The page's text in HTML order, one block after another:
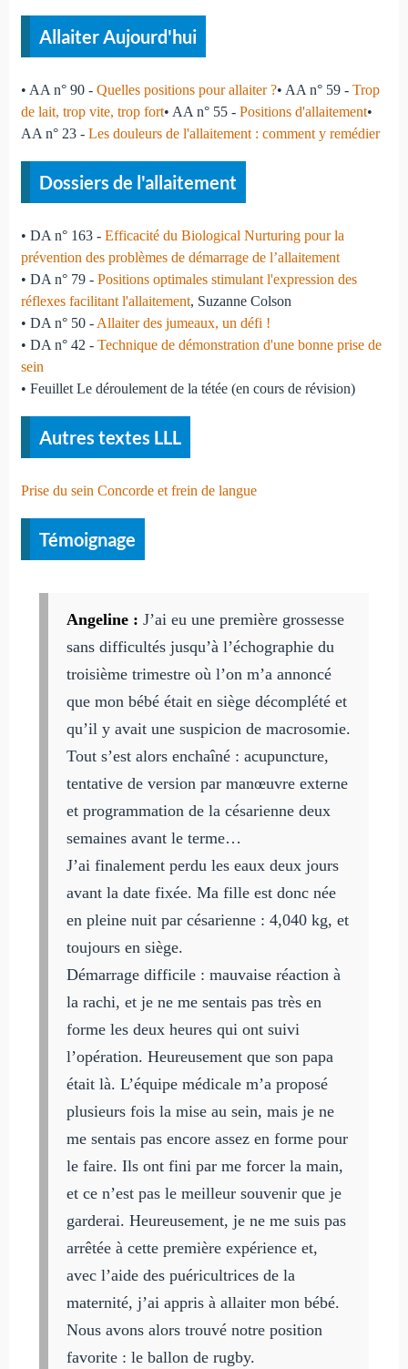
Allaiter Aujourd'hui
• AA n° 90 - Quelles positions pour allaiter ?• AA n° 59 - Trop
de lait, trop vite, trop fort• AA n° 55 - Positions d'allaitement•
AA n° 23 - Les douleurs de l'allaitement : comment y remédier
Dossiers de l'allaitement
• DA n° 163 - Efficacité du Biological Nurturing pour la
prévention des problèmes de démarrage de l’allaitement
• DA n° 79 - Positions optimales stimulant l'expression des
réflexes facilitant l'allaitement, Suzanne Colson
• DA n° 50 - Allaiter des jumeaux, un défi !
• DA n° 42 - Technique de démonstration d'une bonne prise de
sein
• Feuillet Le déroulement de la tétée (en cours de révision)
Autres textes LLL
Prise du sein Concorde et frein de langue
Témoignage
Angeline : J’ai eu une première grossesse
sans difficultés jusqu’à l’échographie du
troisième trimestre où l’on m’a annoncé
que mon bébé était en siège décomplété et
qu’il y avait une suspicion de macrosomie.
Tout s’est alors enchaîné : acupuncture,
tentative de version par manœuvre externe
et programmation de la césarienne deux
semaines avant le terme…
J’ai finalement perdu les eaux deux jours
avant la date fixée. Ma fille est donc née
en pleine nuit par césarienne : 4,040 kg, et
toujours en siège.
Démarrage difficile : mauvaise réaction à
la rachi, et je ne me sentais pas très en
forme les deux heures qui ont suivi
l’opération. Heureusement que son papa
était là. L’équipe médicale m’a proposé
plusieurs fois la mise au sein, mais je ne
me sentais pas encore assez en forme pour
le faire. Ils ont fini par me forcer la main,
et ce n’est pas le meilleur souvenir que je
garderai. Heureusement, je ne me suis pas
arrêtée à cette première expérience et,
avec l’aide des puéricultrices de la
maternité, j’ai appris à allaiter mon bébé.
Nous avons alors trouvé notre position
favorite : le ballon de rugby.